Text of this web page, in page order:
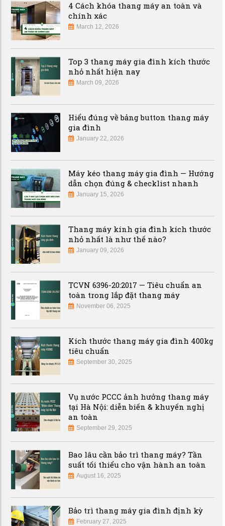
4 Cách khóa thang máy an toàn và
chính xác
March 12, 2026
Top 3 thang máy gia đình kích thước
nhỏ nhất hiện nay
March 09, 2026
Hiểu đúng về bảng button thang máy
gia đình
January 22, 2026
Máy kéo thang máy gia đình — Hướng
dẫn chọn đúng & checklist nhanh
January 15, 2026
Thang máy kính gia đình kích thước
nhỏ nhất là như thế nào?
January 09, 2026
TCVN 6396-20:2017 — Tiêu chuẩn an
toàn trong lắp đặt thang máy
November 06, 2025
Kích thước thang máy gia đình 400kg
tiêu chuẩn
September 30, 2025
Vụ nước PCCC ảnh hưởng thang máy
tại Hà Nội: diễn biến & khuyến nghị
an toàn
September 29, 2025
Bao lâu cần bảo trì thang máy? Tần
suất tối thiểu cho vận hành an toàn
August 16, 2025
Bảo trì thang máy gia đình định kỳ
February 27, 2025